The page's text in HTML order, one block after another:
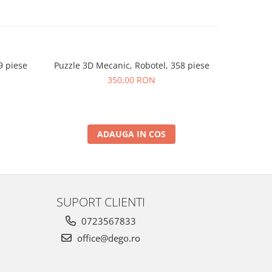
piese
Puzzle 3D Mecanic, Robotel, 358 piese
350,00 RON
ADAUGA IN COS
SUPORT CLIENTI
0723567833
office@dego.ro